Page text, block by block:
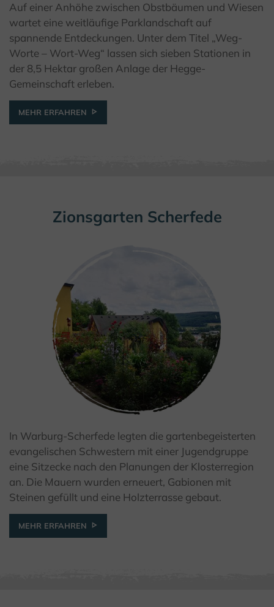
© Kulturland Kreis Höxter / K. Krajewski
Auf einer Anhöhe zwischen Obstbäumen und Wiesen
wartet eine weitläufige Parklandschaft auf
spannende Entdeckungen. Unter dem Titel „Weg-
Worte – Wort-Weg“ lassen sich sieben Stationen in
der 8,5 Hektar großen Anlage der Hegge-
Gemeinschaft erleben.
MEHR ERFAHREN
Zionsgarten Scherfede
© Kulturland Kreis Höxter / K. Krajewski
In Warburg-Scherfede legten die gartenbegeisterten
evangelischen Schwestern mit einer Jugendgruppe
eine Sitzecke nach den Planungen der Klosterregion
an. Die Mauern wurden erneuert, Gabionen mit
Steinen gefüllt und eine Holzterrasse gebaut.
MEHR ERFAHREN